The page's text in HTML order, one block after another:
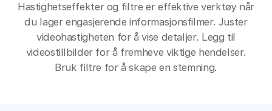
Hastighetseffekter og filtre er effektive verktøy når
du lager engasjerende informasjonsfilmer. Juster
videohastigheten for å vise detaljer. Legg til
videostillbilder for å fremheve viktige hendelser.
Bruk filtre for å skape en stemning.